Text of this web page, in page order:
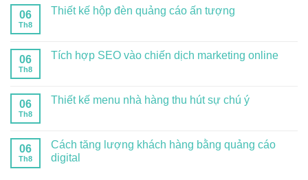
06
Th8
Thiết kế hộp đèn quảng cáo ấn tượng
06
Th8
Tích hợp SEO vào chiến dịch marketing online
06
Th8
Thiết kế menu nhà hàng thu hút sự chú ý
06
Th8
Cách tăng lượng khách hàng bằng quảng cáo
digital